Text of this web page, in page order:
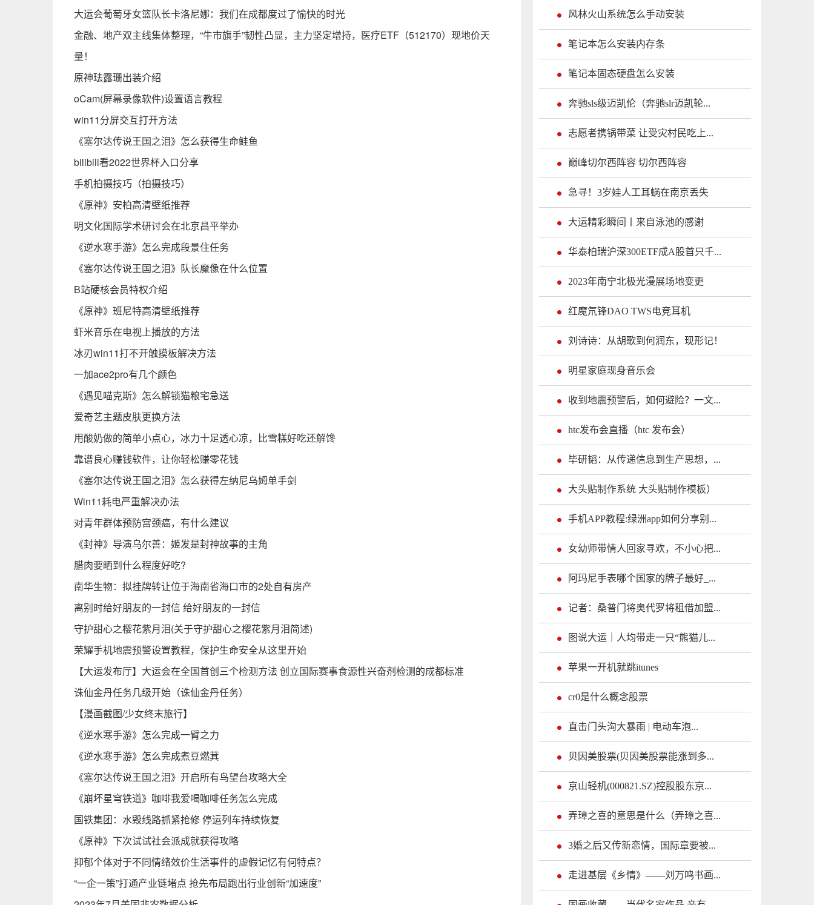
大运会葡萄牙女篮队长卡洛尼娜：我们在成都度过了愉快的时光
金融、地产双主线集体整理，“牛市旗手”韧性凸显，主力坚定增持，医疗ETF（512170）现地价天
量！
原神珐露珊出装介绍
oCam(屏幕录像软件)设置语言教程
win11分屏交互打开方法
《塞尔达传说王国之泪》怎么获得生命鲑鱼
bilibili看2022世界杯入口分享
手机拍摄技巧（拍摄技巧）
《原神》安柏高清壁纸推荐
明文化国际学术研讨会在北京昌平举办
《逆水寒手游》怎么完成段景住任务
《塞尔达传说王国之泪》队长魔像在什么位置
B站硬核会员特权介绍
《原神》班尼特高清壁纸推荐
虾米音乐在电视上播放的方法
冰刃win11打不开触摸板解决方法
一加ace2pro有几个颜色
《遇见喵克斯》怎么解锁猫粮宅急送
爱奇艺主题皮肤更换方法
用酸奶做的简单小点心，冰力十足透心凉，比雪糕好吃还解馋
靠谱良心赚钱软件，让你轻松赚零花钱
《塞尔达传说王国之泪》怎么获得左纳尼乌姆单手剑
Win11耗电严重解决办法
对青年群体预防宫颈癌，有什么建议
《封神》导演乌尔善：姬发是封神故事的主角
腊肉要晒到什么程度好吃?
南华生物：拟挂牌转让位于海南省海口市的2处自有房产
离别时给好朋友的一封信 给好朋友的一封信
守护甜心之樱花紫月泪(关于守护甜心之樱花紫月泪简述)
荣耀手机地震预警设置教程，保护生命安全从这里开始
【大运发布厅】大运会在全国首创三个检测方法 创立国际赛事食源性兴奋剂检测的成都标准
诛仙金丹任务几级开始（诛仙金丹任务）
【漫画截图/少女终末旅行】
《逆水寒手游》怎么完成一臂之力
《逆水寒手游》怎么完成煮豆燃萁
《塞尔达传说王国之泪》开启所有鸟望台攻略大全
《崩坏星穹铁道》咖啡我爱喝咖啡任务怎么完成
国铁集团：水毁线路抓紧抢修 停运列车持续恢复
《原神》下次试试社会派成就获得攻略
抑郁个体对于不同情绪效价生活事件的虚假记忆有何特点？
“一企一策”打通产业链堵点 抢先布局跑出行业创新“加速度”
风林火山系统怎么手动安装
笔记本怎么安装内存条
笔记本固态硬盘怎么安装
奔驰sls级迈凯伦（奔驰slr迈凯轮...
志愿者携锅带菜 让受灾村民吃上...
巅峰切尔西阵容 切尔西阵容
急寻！3岁娃人工耳蜗在南京丢失
大运精彩瞬间丨来自泳池的感谢
华泰柏瑞沪深300ETF成A股首只千...
2023年南宁北极光漫展场地变更
红魔氘锋DAO TWS电竞耳机
刘诗诗：从胡歌到何润东，现形记！
明星家庭现身音乐会
收到地震预警后，如何避险？一文...
htc发布会直播（htc 发布会）
毕研韬：从传递信息到生产思想，...
大头贴制作系统 大头贴制作模板）
手机APP教程:绿洲app如何分享别...
女幼师带情人回家寻欢，不小心把...
阿玛尼手表哪个国家的牌子最好_...
记者：桑普门将奥代罗将租借加盟...
图说大运｜人均带走一只“熊猫儿...
苹果一开机就跳itunes
cr0是什么概念股票
直击门头沟大暴雨 | 电动车泡...
贝因美股票(贝因美股票能涨到多...
京山轻机(000821.SZ)控股股东京...
弄璋之喜的意思是什么（弄璋之喜...
3婚之后又传新恋情，国际章要被...
走进基层《乡情》——刘万鸣书画...